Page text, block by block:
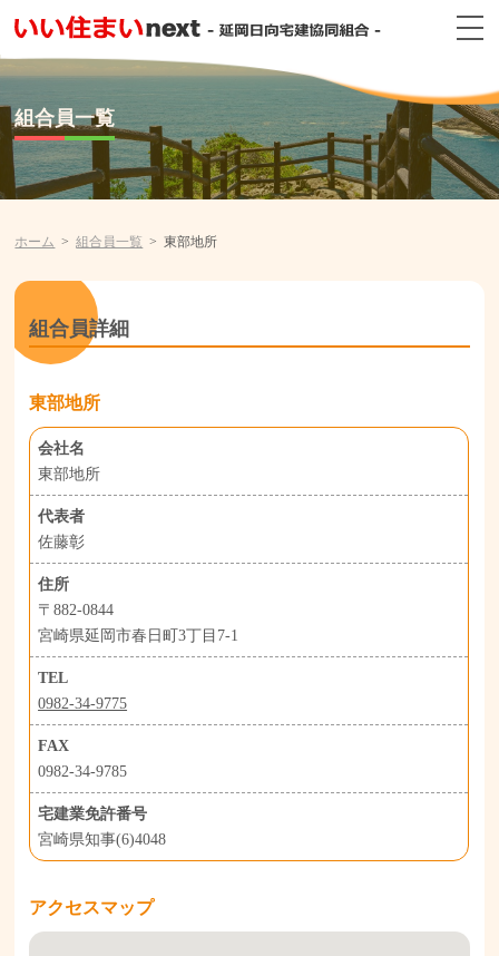
組合員一覧
ホーム 組合員一覧 東部地所
組合員詳細
東部地所
会社名
東部地所
代表者
佐藤彰
住所
〒882-0844
宮崎県延岡市春日町3丁目7-1
TEL
0982-34-9775
FAX
0982-34-9785
宅建業免許番号
宮崎県知事(6)4048
アクセスマップ